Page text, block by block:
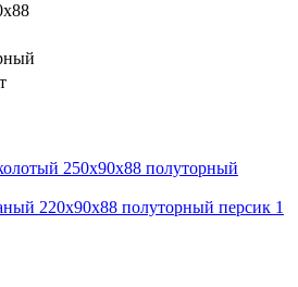
220х90х88 полуторный персик 1